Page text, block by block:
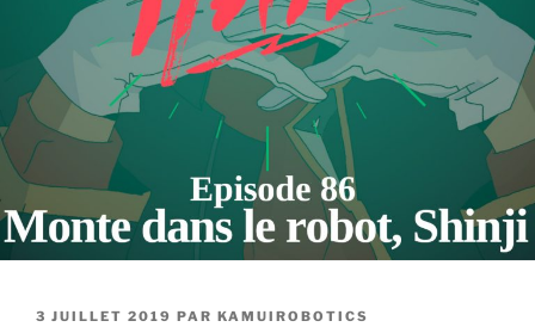
PUBLIÉ
3 JUILLET 2019 PAR KAMUIROBOTICS